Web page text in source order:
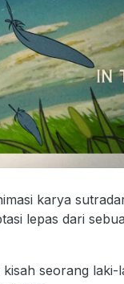
karya
lepas dari
seorang